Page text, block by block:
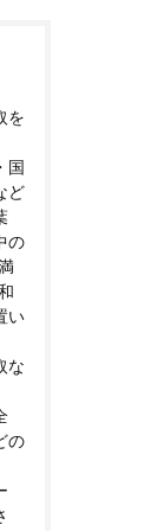
を
国
ど
の
い
な
の